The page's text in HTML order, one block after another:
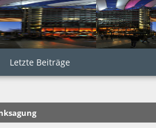
Letzte Beiträge